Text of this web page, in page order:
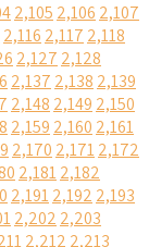
2,105 2,106 2,107
2,116 2,117 2,118
2,127 2,128
2,137 2,138 2,139
2,148 2,149 2,150
2,159 2,160 2,161
2,170 2,1712,172
2,1812,182
2,1912,192 2,193
2,202 2,203
2,212 2,213